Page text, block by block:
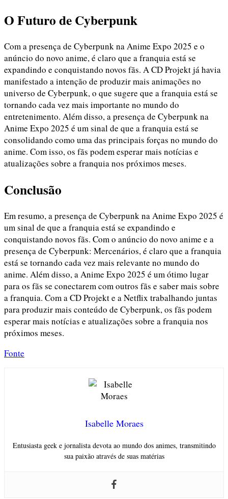
O Futuro de Cyberpunk
Com a presença de Cyberpunk na Anime Expo 2025 e o
anúncio do novo anime, é claro que a franquia está se
expandindo e conquistando novos fãs. A CD Projekt já havia
manifestado a intenção de produzir mais animações no
universo de Cyberpunk, o que sugere que a franquia está se
tornando cada vez mais importante no mundo do
entretenimento. Além disso, a presença de Cyberpunk na
Anime Expo 2025 é um sinal de que a franquia está se
consolidando como uma das principais forças no mundo do
anime. Com isso, os fãs podem esperar mais notícias e
atualizações sobre a franquia nos próximos meses.
Conclusão
Em resumo, a presença de Cyberpunk na Anime Expo 2025 é
um sinal de que a franquia está se expandindo e
conquistando novos fãs. Com o anúncio do novo anime e a
presença de Cyberpunk: Mercenários, é claro que a franquia
está se tornando cada vez mais relevante no mundo do
anime. Além disso, a Anime Expo 2025 é um ótimo lugar
para os fãs se conectarem com outros fãs e saber mais sobre
a franquia. Com a CD Projekt e a Netflix trabalhando juntas
para produzir mais conteúdo de Cyberpunk, os fãs podem
esperar mais notícias e atualizações sobre a franquia nos
próximos meses.
Fonte
Isabelle Moraes
Entusiasta geek e jornalista devota ao mundo dos animes, transmitindo
sua paixão através de suas matérias